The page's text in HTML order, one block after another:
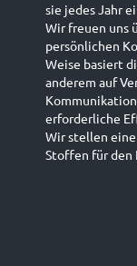
sie jedes Jahr
Wir freuen uns
persönlichen
Weise basiert
anderem auf
erforderliche
Wir stellen
Stoffen für den